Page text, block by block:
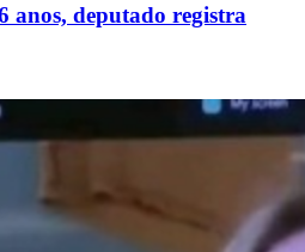
anos, deputado registra